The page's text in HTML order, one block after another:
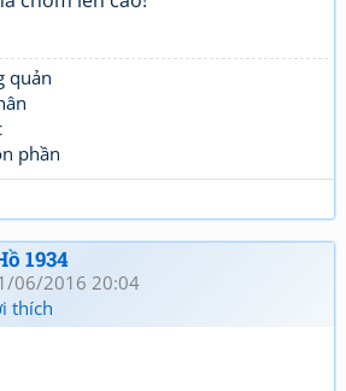
quản
phần
1934
06/2016 20:04
thích